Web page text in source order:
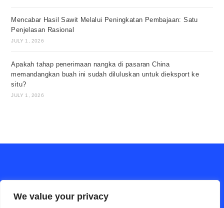
We value your privacy
Mencabar Hasil Sawit Melalui Peningkatan Pembajaan: Satu
Penjelasan Rasional
JULY 1, 2026
Apakah tahap penerimaan nangka di pasaran China
memandangkan buah ini sudah diluluskan untuk dieksport ke
situ?
JULY 1, 2026